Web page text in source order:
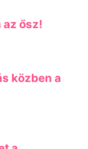
az ősz!
közben a